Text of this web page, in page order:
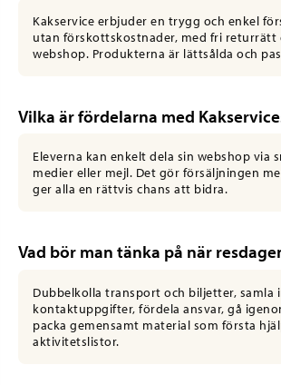
Kakservice erbjuder en trygg och enkel
utan förskottskostnader, med fri returrätt
webshop. Produkterna är lättsålda och
Vilka är fördelarna med
Eleverna kan enkelt dela sin webshop via
medier eller mejl. Det gör försäljningen
ger alla en rättvis chans att bidra.
Vad bör man tänka på när
Dubbelkolla transport och biljetter, samla
kontaktuppgifter, fördela ansvar, gå
packa gemensamt material som första
aktivitetslistor.